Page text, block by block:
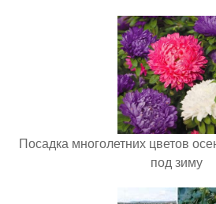
Посадка многолетних цветов
под зиму